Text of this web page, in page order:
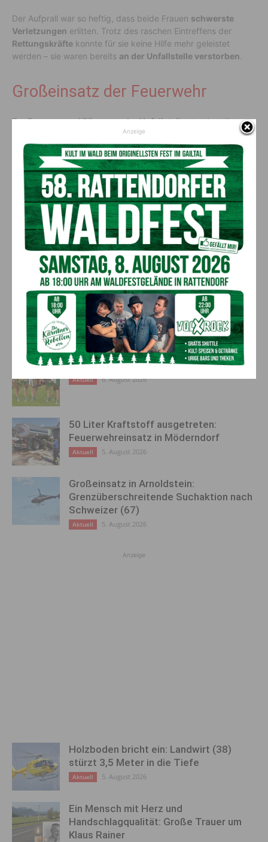
Der Aufprall war so heftig, dass beide Frauen schwerste
Verletzungen erlitten. Trotz des raschen Eintreffens der
Rettungskräfte konnte für sie keine Hilfe mehr geleistet
werden – sie waren bereits an der Unfallstelle verstorben
Großeinsatz der Feuerwehr
ZurBergung und Räumung der Unfallstellestanden die
Grafenstein, Ebenthal und Poggersdorf
mit
insgesamt39 Einsatzkräften und mehreren Fahrzeugenim
Einsatz. Die genaue Unfallursache ist noch Gegenstand der
Ermittlungen.
Vorheriger Artikel
Alkohol- und Drogenkontrollen
in Kärnten: Zwölf
Führerscheine weg & hunderte
Anzeigen in nur einer Nacht!
Nächster Artikel
ÖBB erweitert
Osterreiseverkehr: Knapp 50
zusätzliche Züge und 18.000
extra Sitzplätze
AKTUELLES
Kirchtag in St. Lorenzen
Aktuell 6. August 2026
50 Liter Kraftstoff ausgetreten:
Feuerwehreinsatz in Möderndorf
Aktuell 5. August 2026
Großeinsatz in Arnoldstein:
Grenzüberschreitende Suchaktion nach
Schweizer (67)
Aktuell 5. August 2026
Anzeige
Holzboden bricht ein: Landwirt (38)
stürzt 3,5 Meter in die Tiefe
Aktuell 5. August 2026
Ein Mensch mit Herz und
Handschlagqualität: Große Trauer um
Klaus Rainer
Anzeige